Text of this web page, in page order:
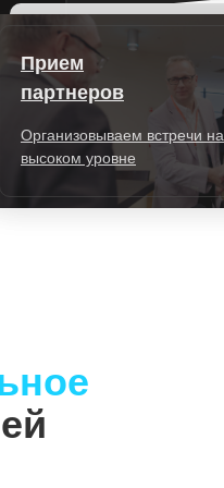
Прием
партнеров
Организовываем встречи на
высоком уровне